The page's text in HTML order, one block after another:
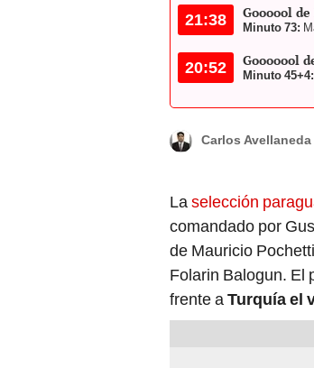
21:38 Goooool
Minuto 73:
20:52 Gooooool
Minuto 45+4:
Carlos Avellaneda
La selección
comandado por
de Mauricio
Folarin Balogun. El
frente a Turquía el